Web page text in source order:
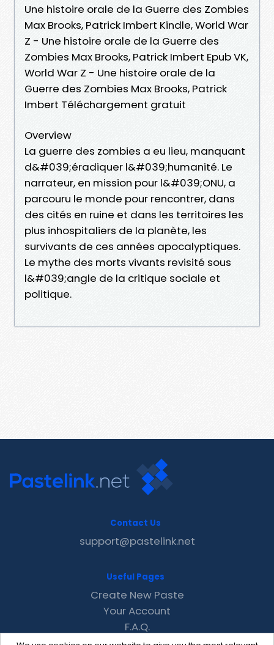
Une histoire orale de la Guerre des Zombies
Max Brooks, Patrick Imbert Kindle, World War
Z - Une histoire orale de la Guerre des
Zombies Max Brooks, Patrick Imbert Epub VK,
World War Z - Une histoire orale de la
Guerre des Zombies Max Brooks, Patrick
Imbert Téléchargement gratuit
Overview
La guerre des zombies a eu lieu, manquant
d&#039;éradiquer l&#039;humanité. Le
narrateur, en mission pour l&#039;ONU, a
parcouru le monde pour rencontrer, dans
des cités en ruine et dans les territoires les
plus inhospitaliers de la planète, les
survivants de ces années apocalyptiques.
Le mythe des morts vivants revisité sous
l&#039;angle de la critique sociale et
politique.
Contact Us
support@pastelink.net
Useful Pages
Create New Paste
Your Account
F.A.Q.